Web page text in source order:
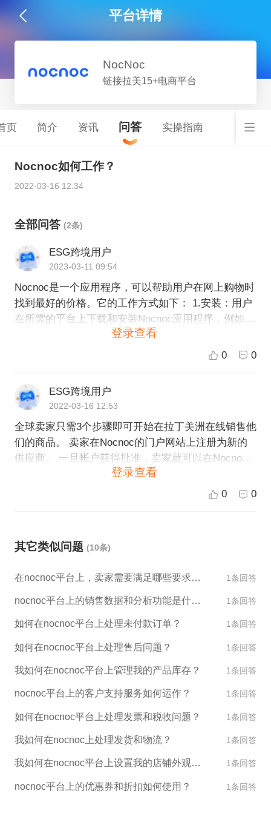
平台详情
NocNoc
链接拉美15+电商平台
页 简介 资讯 问答 实操指南
Nocnoc如何工作？
2022-03-16 12:34
全部问答 (2条)
ESG跨境用户
2023-03-11 09:54
Nocnoc是一个应用程序，可以帮助用户在网上购物时
找到最好的价格。它的工作方式如下： 1.安装：用户
在所需的平台上下载和安装Nocnoc应用程序，例如C
hrome、Firefox或Safari浏览器上的扩展程序。 2.浏
览：随着用户在网上购物时浏览商品，Nocnoc会在用
Nocnoc会在当前正在浏览的商品的其他零售商网站上
搜索最好的价格和优惠。 4.显示：Nocnoc会显示商品
的其他价格和优惠，并提供选择，以帮助用户以最优
惠的价格购买商品。 总的来说，Nocnoc旨在简化和
改进用户的网上购物体验，帮助他们节省时间和金
登录查看
0 0
ESG跨境用户
2022-03-16 12:53
全球卖家只需3个步骤即可开始在拉丁美洲在线销售他
们的商品。 卖家在Nocnoc的门户网站上注册为新的
供应商。 一旦帐户获得批准，卖家就可以在Nocnoc
的卖家中心上传待售商品。 商品会自动在Nocnoc的1
5个市场内的大型商店中发布，每月访问量超过6.5
登录查看
0 0
其它类似问题 (10条)
在nocnoc平台上，卖家需要满足哪些要求才能销售产品？ 1条回答
nocnoc平台上的销售数据和分析功能是什么？ 1条回答
如何在nocnoc平台上处理未付款订单？ 1条回答
如何在nocnoc平台上处理售后问题？ 1条回答
我如何在nocnoc平台上管理我的产品库存？ 1条回答
nocnoc平台上的客户支持服务如何运作？ 1条回答
如何在nocnoc平台上处理发票和税收问题？ 1条回答
我如何在nocnoc上处理发货和物流？ 1条回答
我如何在nocnoc平台上设置我的店铺外观和设计？ 1条回答
nocnoc平台上的优惠券和折扣如何使用？ 1条回答